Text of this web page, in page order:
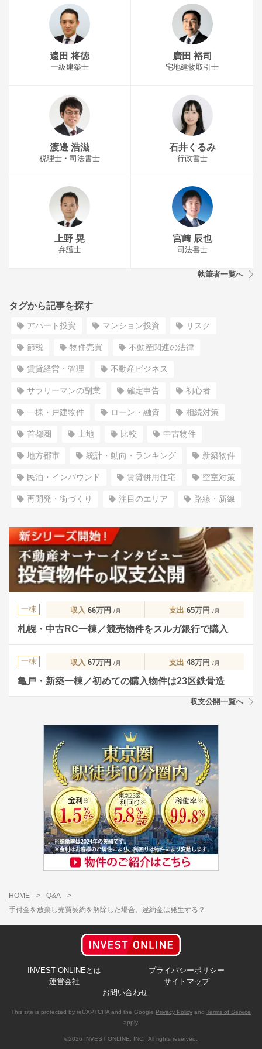
遠田 将徳
一級建築士
廣田 裕司
宅地建物取引士
渡邊 浩滋
税理士・司法書士
石井くるみ
行政書士
上野 晃
弁護士
宮﨑 辰也
司法書士
執筆者一覧へ
タグから記事を探す
アパート投資 マンション投資 リスク
節税 物件売買 不動産関連の法律
賃貸経営・管理 不動産ビジネス
サラリーマンの副業 確定申告 初心者
一棟・戸建物件 ローン・融資 相続対策
首都圏 土地 比較 中古物件
地方都市 統計・動向・ランキング 新築物件
民泊・インバウンド 賃貸併用住宅 空室対策
再開発・街づくり 注目のエリア 路線・新線
一棟 収入 66万円 /月 支出 65万円 /月
札幌・中古RC一棟／競売物件をスルガ銀行で購入
一棟 収入 67万円 /月 支出 48万円 /月
亀戸・新築一棟／初めての購入物件は23区鉄骨造
収支公開一覧へ
HOME > Q&A
>
手付金を放棄し売買契約を解除した場合、違約金は発生する？
INVEST ONLINEとは
プライバシーポリシー
運営会社
サイトマップ
お問い合わせ
This site is protected by reCAPTCHA and the Google Privacy Policy and Terms of Service
apply.
©2026 INVEST ONLINE, INC., All rights reserved.